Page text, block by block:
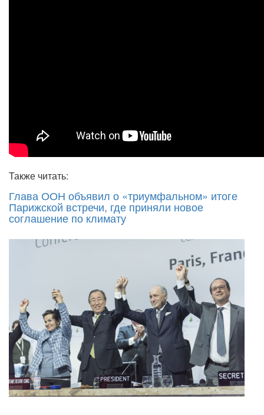
Также читать:
Глава ООН объявил о «триумфальном» итоге
Парижской встречи, где приняли новое
соглашение по климату